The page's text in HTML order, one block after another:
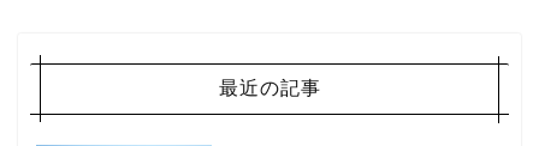
最近の記事